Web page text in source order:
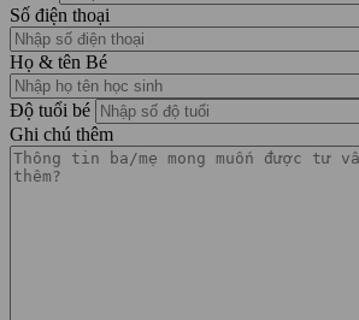
Số điện thoại
Họ & tên Bé
Độ tuổi bé
Ghi chú thêm